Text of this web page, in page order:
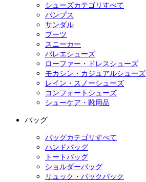
シューズカテゴリすべて
パンプス
サンダル
ブーツ
スニーカー
バレエシューズ
ローファー・ドレスシューズ
モカシン・カジュアルシューズ
レイン・スノーシューズ
コンフォートシューズ
シューケア・靴用品
バッグ
バッグカテゴリすべて
ハンドバッグ
トートバッグ
ショルダーバッグ
リュック・バックパック